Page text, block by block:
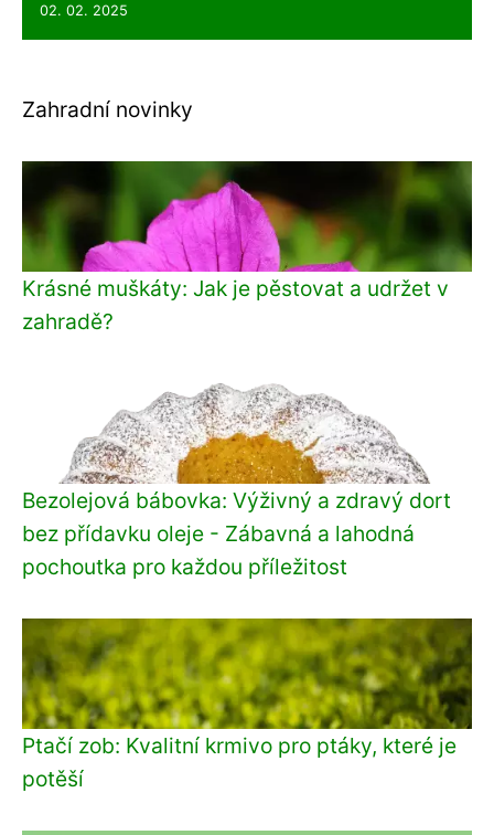
02. 02. 2025
Zahradní novinky
Krásné muškáty: Jak je pěstovat a udržet v
zahradě?
Bezolejová bábovka: Výživný a zdravý dort
bez přídavku oleje - Zábavná a lahodná
pochoutka pro každou příležitost
Ptačí zob: Kvalitní krmivo pro ptáky, které je
potěší